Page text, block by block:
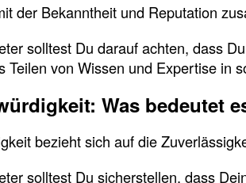
der Bekanntheit und Reputation
solltest Du darauf achten, dass
Teilen von Wissen und Expertise in
Was bedeutet
bezieht sich auf die
solltest Du sicherstellen, dass